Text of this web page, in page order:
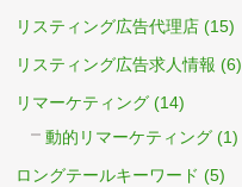
リスティング広告代理店 (15)
リスティング広告求人情報 (6)
リマーケティング (14)
動的リマーケティング (1)
ロングテールキーワード (5)